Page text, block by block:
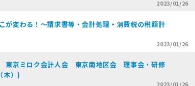
2023/01/26
が変わる！～請求書等・会計処理・消費税の税額計
2023/01/26
東京ミロク会計人会 東京南地区会 理事会・研修
木）)
2023/01/26